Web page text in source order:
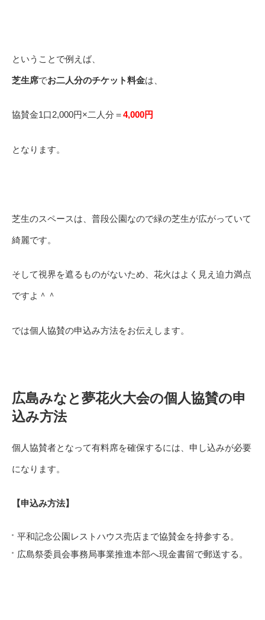
ということで例えば、
芝生席でお二人分のチケット料金は、
協賛金1口2,000円×二人分＝4,000円
となります。
芝生のスペースは、普段公園なので緑の芝生が広がっていて
綺麗です。
そして視界を遮るものがないため、花火はよく見え迫力満点
ですよ＾＾
では個人協賛の申込み方法をお伝えします。
広島みなと夢花火大会の個人協賛の申
込み方法
個人協賛者となって有料席を確保するには、申し込みが必要
になります。
【申込み方法】
平和記念公園レストハウス売店まで協賛金を持参する。
広島祭委員会事務局事業推進本部へ現金書留で郵送する。